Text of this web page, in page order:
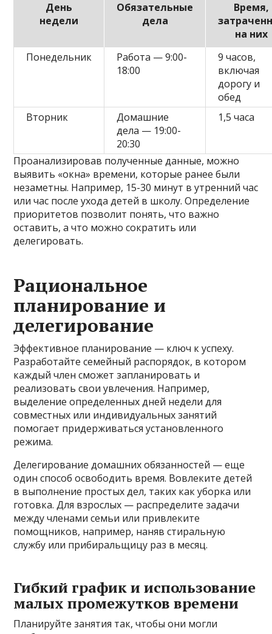
День
недели
Обязательные
дела
Время,
на них
Понедельник
Работа — 9:00-
18:00
9 часов,
включая
дорогу и
обед
Вторник
Домашние
дела — 19:00-
20:30
1,5 часа
Проанализировав полученные данные, можно
выявить «окна» времени, которые ранее были
незаметны. Например, 15-30 минут в утренний час
или час после ухода детей в школу. Определение
приоритетов позволит понять, что важно
оставить, а что можно сократить или
делегировать.
Рациональное
планирование и
делегирование
Эффективное планирование — ключ к успеху.
Разработайте семейный распорядок, в котором
каждый член сможет запланировать и
реализовать свои увлечения. Например,
выделение определенных дней недели для
совместных или индивидуальных занятий
помогает придерживаться установленного
режима.
Делегирование домашних обязанностей — еще
один способ освободить время. Вовлеките детей
в выполнение простых дел, таких как уборка или
готовка. Для взрослых — распределите задачи
между членами семьи или привлеките
помощников, например, наняв стиральную
службу или прибиральщицу раз в месяц.
Гибкий график и использование
малых промежутков времени
Планируйте занятия так, чтобы они могли